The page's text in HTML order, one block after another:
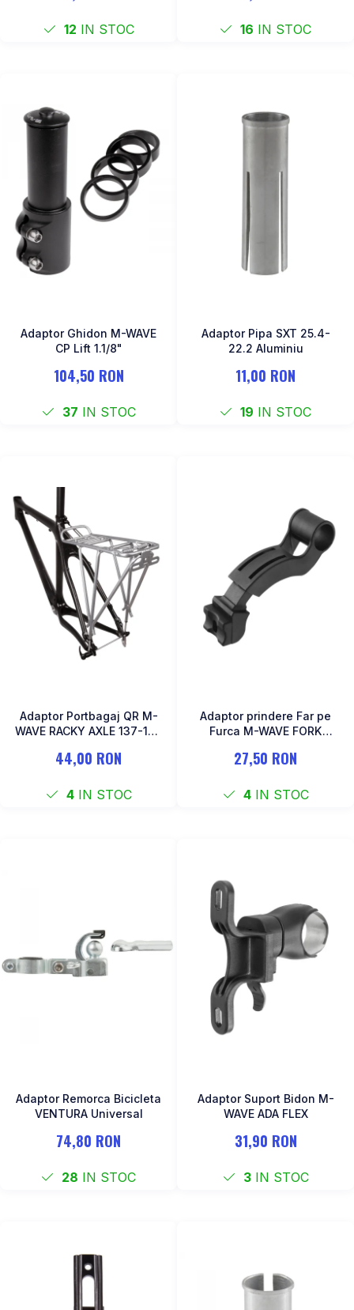
12 IN STOC 16 IN STOC
Adaptor Ghidon M-WAVE
CP Lift 1.1/8"
104,50 RON
37 IN STOC
Adaptor Pipa SXT 25.4-
22.2 Aluminiu
11,00 RON
19 IN STOC
Adaptor Portbagaj QR M-
WAVE RACKY AXLE 137-177
44,00 RON
4IN STOC
Adaptor prindere Far pe
Furca M-WAVE FORK
27,50 RON
4IN STOC
Adaptor Remorca Bicicleta
VENTURA Universal
74,80 RON
28 IN STOC
Adaptor Suport Bidon M-
WAVE ADA FLEX
31,90 RON
3IN STOC